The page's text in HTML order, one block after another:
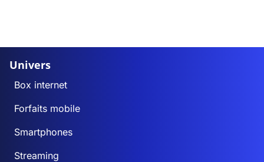
Univers
Box internet
Forfaits mobile
Smartphones
Streaming